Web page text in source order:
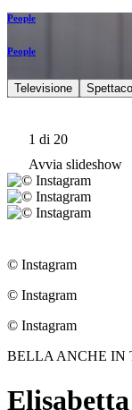
People
People
Televisione
1 di 20
Avvia slideshow
© Instagram
© Instagram
© Instagram
BELLA ANCHE IN